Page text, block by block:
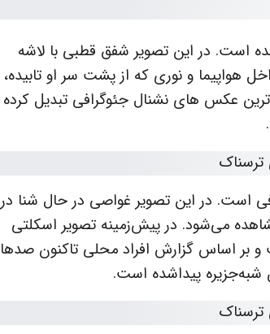
است. در این تصویر شفق قطبی با لاشه
هواپیما و نوری که از پشت سر او تابیده،
عکس های نشنال جئوگرافی تبدیل کرده
است. در این تصویر غواصی در حال شنا در
می‌شود. در پیش‌زمینه تصویر اسکلتی
اساس گزارش افراد محلی تاکنون صدها
پیداشده است.